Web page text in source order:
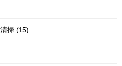
掃 (15)